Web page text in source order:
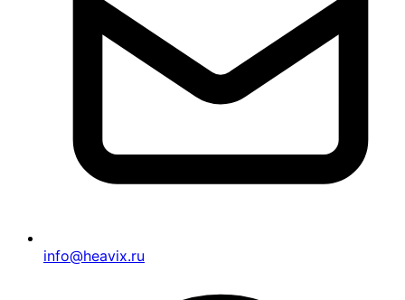
info@heavix.ru